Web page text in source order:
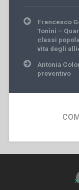
Post
navigation
Francesco
Tonini –
classi
vita degli
Antonia
preventivo